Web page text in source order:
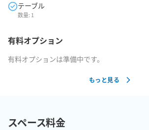
テーブル
数量: 1
有料オプション
有料オプションは準備中です。
もっと見る
スペース料金